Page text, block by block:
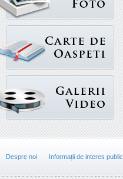
Despre noi Informații de interes public